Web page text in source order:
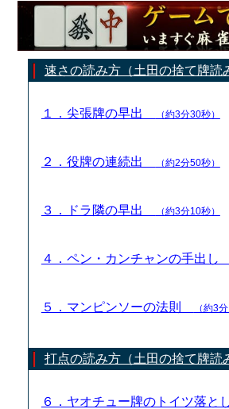
速さの読み方（土田の捨て牌読
１．尖張牌の早出 （約3分30秒）
２．役牌の連続出 （約2分50秒）
３．ドラ隣の早出 （約3分10秒）
４．ペン・カンチャンの手出し
５．マンピンソーの法則 （約3分
打点の読み方（土田の捨て牌読
６．ヤオチュー牌のトイツ落と